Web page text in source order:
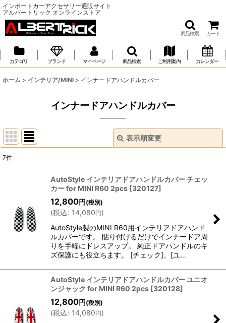
インポートカーアクセサリー通販サイト
アルバートリック オンラインストア
商品検索 カート
カテゴリ ブランド マイページ 商品検索 ご利用案内 カレンダー
ホーム > インテリア/MINI > インナードアハンドルカバー
インナードアハンドルカバー
表示順変更
7件
AutoStyle インテリアドアハンドルカバー チェッ
カー for MINI R60 2pcs [320127]
12,800円 (税別)
(税込: 14,080円)
AutoStyle製のMINI R60用インテリアドアハンド
ルカバーです。 貼り付けるだけでインナードア周
りを手軽にドレスアップ。 純正ドアハンドルのキ
ズ保護にも役立ちます。 [チェック]、[ユ…
AutoStyle インテリアドアハンドルカバー ユニオ
ンジャック for MINI R60 2pcs [320128]
12,800円 (税別)
(税込: 14,080円)